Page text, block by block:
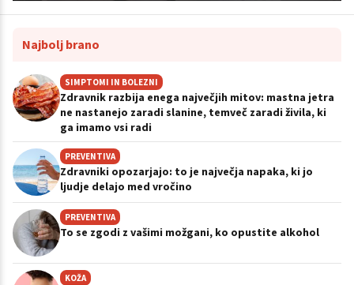
Najbolj brano
SIMPTOMI IN BOLEZNI
Zdravnik razbija enega največjih mitov: mastna jetra
ne nastanejo zaradi slanine, temveč zaradi živila, ki
ga imamo vsi radi
PREVENTIVA
Zdravniki opozarjajo: to je največja napaka, ki jo
ljudje delajo med vročino
PREVENTIVA
To se zgodi z vašimi možgani, ko opustite alkohol
KOŽA